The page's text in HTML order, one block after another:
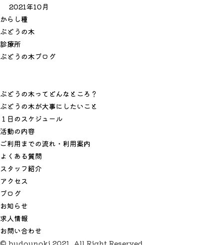
2021年10月
から し種
ぶ ど う の木
診療所
ぶ ど う の木ブロ グ
ぶどうの木ってどんなところ？
ぶどうの木が大事にしたいこと
１日のスケジュール
活動の内容
ご利用までの流れ・利用案内
よくある質問
スタッフ紹介
アクセス
ブログ
お知らせ
求人情報
お問い合わせ
© budounoki 2021. All Right Reserved.